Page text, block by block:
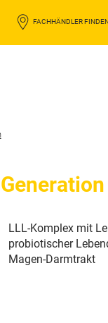
FACHHÄNDLER
LLL-Komplex mit
probiotischer
Magen-Darmtrakt